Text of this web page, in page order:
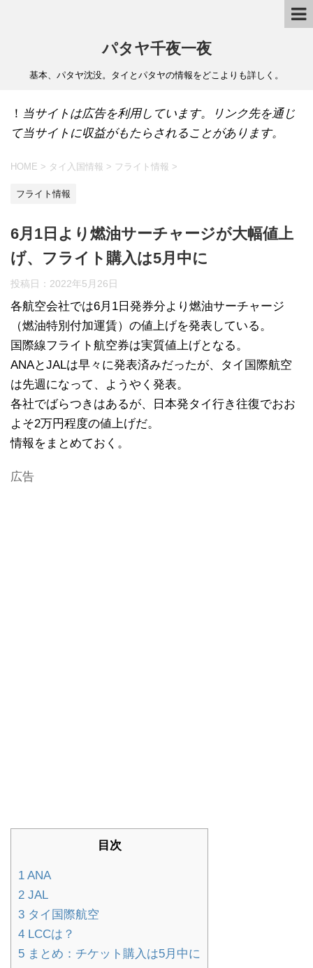
パタヤ千夜一夜
基本、パタヤ沈没。タイとパタヤの情報をどこよりも詳しく。
！ 当サイトは広告を利用しています。リンク先を通じ
て当サイトに収益がもたらされることがあります。
HOME > タイ入国情報 > フライト情報 >
フライト情報
6月1日より燃油サーチャージが大幅値上
げ、フライト購入は5月中に
投稿日： 2022年5月26日
各航空会社では6月1日発券分より燃油サーチャージ
（燃油特別付加運賃）の値上げを発表している。
国際線フライト航空券は実質値上げとなる。
ANAとJALは早々に発表済みだったが、タイ国際航空
は先週になって、ようやく発表。
各社でばらつきはあるが、日本発タイ行き往復でおお
よそ2万円程度の値上げだ。
情報をまとめておく。
広告
目次
1 ANA
2 JAL
3 タイ国際航空
4 LCCは？
5 まとめ：チケット購入は5月中に